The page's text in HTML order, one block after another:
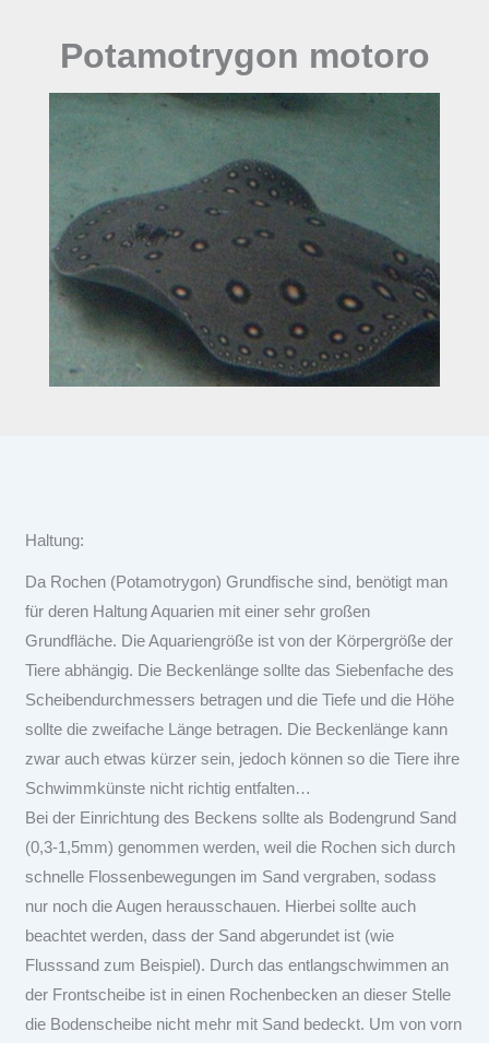
Potamotrygon motoro
Haltung:
Da Rochen (Potamotrygon) Grundfische sind, benötigt man
für deren Haltung Aquarien mit einer sehr großen
Grundfläche. Die Aquariengröße ist von der Körpergröße der
Tiere abhängig. Die Beckenlänge sollte das Siebenfache des
Scheibendurchmessers betragen und die Tiefe und die Höhe
sollte die zweifache Länge betragen. Die Beckenlänge kann
zwar auch etwas kürzer sein, jedoch können so die Tiere ihre
Schwimmkünste nicht richtig entfalten…
Bei der Einrichtung des Beckens sollte als Bodengrund Sand
(0,3-1,5mm) genommen werden, weil die Rochen sich durch
schnelle Flossenbewegungen im Sand vergraben, sodass
nur noch die Augen herausschauen. Hierbei sollte auch
beachtet werden, dass der Sand abgerundet ist (wie
Flusssand zum Beispiel). Durch das entlangschwimmen an
der Frontscheibe ist in einen Rochenbecken an dieser Stelle
die Bodenscheibe nicht mehr mit Sand bedeckt. Um von vorn